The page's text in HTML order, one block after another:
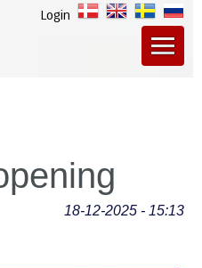
Login
18-12-2025 - 15:13